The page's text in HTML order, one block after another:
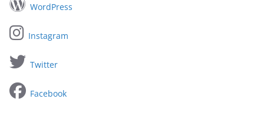
WordPress
Instagram
Twitter
Facebook